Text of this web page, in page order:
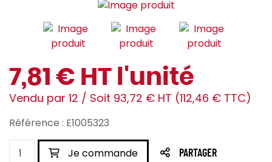
7,81 € HT l'unité
Vendu par 12 / Soit 93,72 € HT (112,46 € TTC)
Référence : E1005323
Je commande PARTAGER